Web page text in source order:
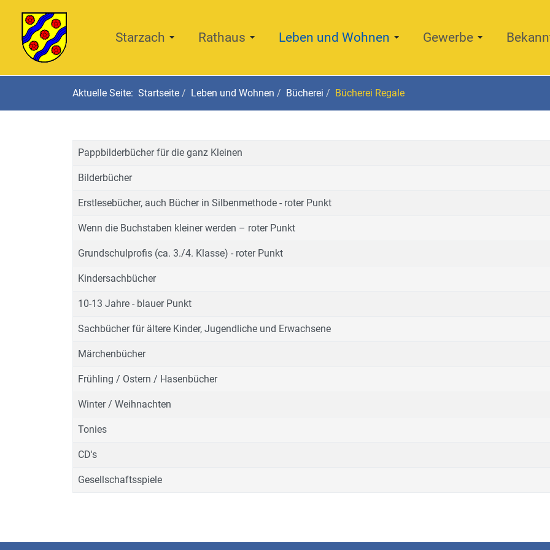
Starzach Rathaus Leben und Wohnen Gewerbe
Aktuelle Seite: Startseite Leben und Wohnen Bücherei Bücherei Regale
Pappbilderbücher für die ganz Kleinen
Bilderbücher
Erstlesebücher, auch Bücher in Silbenmethode - roter Punkt
Wenn die Buchstaben kleiner werden – roter Punkt
Grundschulprofis (ca. 3./4. Klasse) - roter Punkt
Kindersachbücher
10-13 Jahre - blauer Punkt
Sachbücher für ältere Kinder, Jugendliche und Erwachsene
Märchenbücher
Frühling / Ostern / Hasenbücher
Winter / Weihnachten
Tonies
CD's
Gesellschaftsspiele